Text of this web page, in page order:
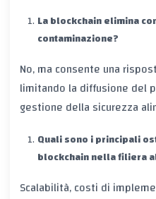
La blockchain elimina
contaminazione?
No, ma consente una
limitando la diffusione del
gestione della sicurezza
Quali sono i principali
blockchain nella filiera
Scalabilità, costi di